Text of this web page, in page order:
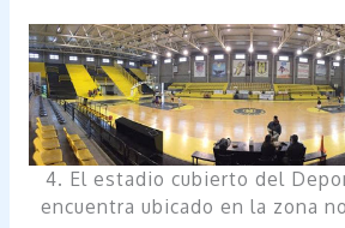
4. El estadio cubierto del
encuentra ubicado en la zona